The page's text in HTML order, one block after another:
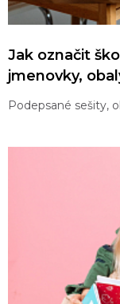
Jak označit
jmenovky,
Podepsané sešity,